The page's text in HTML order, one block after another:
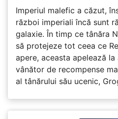
Imperiul malefic a căzut,
război imperiali încă sunt
galaxie. În timp ce tânăra
să protejeze tot ceea ce
apere, aceasta apelează
vânător de recompense
al tânărului său ucenic,